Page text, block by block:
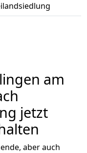
am
jetzt
aber auch